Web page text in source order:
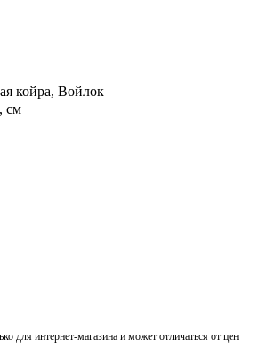
койра, Войлок
см
для интернет-магазина и может отличаться от цен